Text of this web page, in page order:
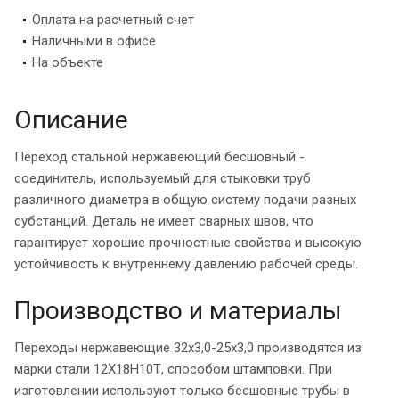
Оплата на расчетный счет
Наличными в офисе
На объекте
Описание
Переход стальной нержавеющий бесшовный -
соединитель, используемый для стыковки труб
различного диаметра в общую систему подачи разных
субстанций. Деталь не имеет сварных швов, что
гарантирует хорошие прочностные свойства и высокую
устойчивость к внутреннему давлению рабочей среды.
Производство и материалы
Переходы нержавеющие 32х3,0-25х3,0 производятся из
марки стали 12Х18Н10Т, способом штамповки. При
изготовлении используют только бесшовные трубы в